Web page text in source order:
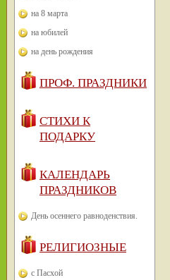
на 8 марта
на юбилей
на день рождения
ПРОФ. ПРАЗДНИКИ
СТИХИ К
ПОДАРКУ
КАЛЕНДАРЬ
ПРАЗДНИКОВ
День осеннего равноденствия.
РЕЛИГИОЗНЫЕ
с Пасхой